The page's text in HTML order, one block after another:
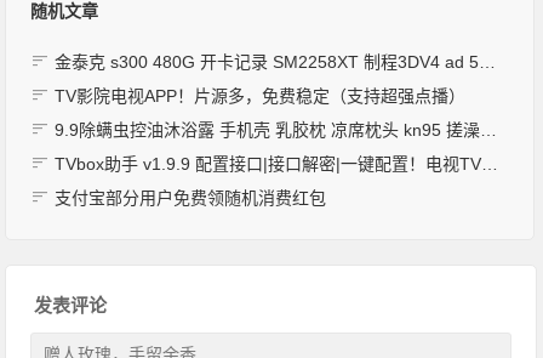
随机文章
金泰克 s300 480G 开卡记录 SM2258XT 制程3DV4 ad 5e 28 22 10 90
TV影院电视APP！片源多，免费稳定（支持超强点播）
9.9除螨虫控油沐浴露 手机壳 乳胶枕 凉席枕头 kn95 搓澡巾三件套
TVbox助手 v1.9.9 配置接口|接口解密|一键配置！电视TV盒子必备
支付宝部分用户免费领随机消费红包
发表评论